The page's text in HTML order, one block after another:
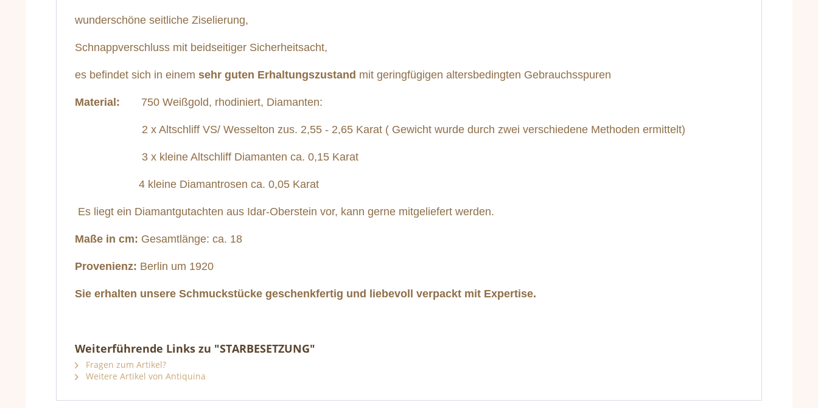
wunderschöne seitliche Ziselierung,
Schnappverschluss mit beidseitiger Sicherheitsacht,
es befindet sich in einem sehr guten Erhaltungszustand mit geringfügigen altersbedingten Gebrauchsspuren
Material: 750 Weißgold, rhodiniert, Diamanten:
2 x Altschliff VS/ Wesselton zus. 2,55 - 2,65 Karat ( Gewicht wurde durch zwei verschiedene Methoden ermittelt)
3 x kleine Altschliff Diamanten ca. 0,15 Karat
4 kleine Diamantrosen ca. 0,05 Karat
Es liegt ein Diamantgutachten aus Idar-Oberstein vor, kann gerne mitgeliefert werden.
Maße in cm: Gesamtlänge: ca. 18
Provenienz: Berlin um 1920
Sie erhalten unsere Schmuckstücke geschenkfertig und liebevoll verpackt mit Expertise.
Weiterführende Links zu "STARBESETZUNG"
Fragen zum Artikel?
Weitere Artikel von Antiquina